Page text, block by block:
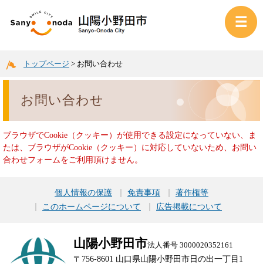
トップページ > お問い合わせ
お問い合わせ
ブラウザでCookie（クッキー）が使用できる設定になっていない、ま
たは、ブラウザがCookie（クッキー）に対応していないため、お問い
合わせフォームをご利用頂けません。
個人情報の保護 免責事項
著作権等
このホームページについて
広告掲載について
山陽小野田市法人番号 3000020352161
〒756-8601 山口県山陽小野田市日の出一丁目1